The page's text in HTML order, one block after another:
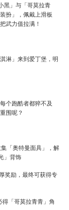
黑」与「哥莫拉青
扮」，佩戴上滑板
武力值拉满！
淋」来到爱丁堡，明
个跑酷者都猝不及
围呢？
「奥特曼面具」，解
」背饰
奖励，最终可获得专
「哥莫拉青青」角